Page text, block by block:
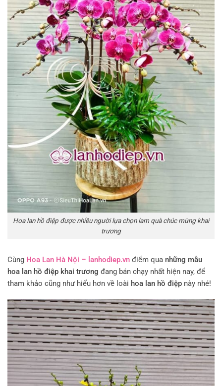
Hoa lan hồ điệp được nhiều người lựa chọn lam quà chúc mừng khai
trương
Cùng Hoa Lan Hà Nội – lanhodiep.vn điểm qua những mẫu
hoa lan hồ điệp khai trương đang bán chạy nhất hiện nay, để
tham khảo cũng như hiểu hơn về loài hoa lan hồ điệp này nhé!